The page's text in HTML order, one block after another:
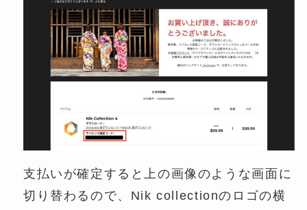
支払いが確定すると上の画像のような画面に
切り替わるので、Nik collectionのロゴの横